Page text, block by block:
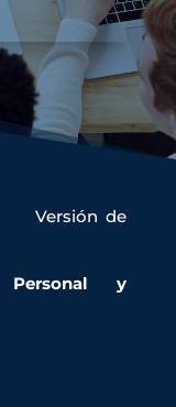
Versión de
Personal y